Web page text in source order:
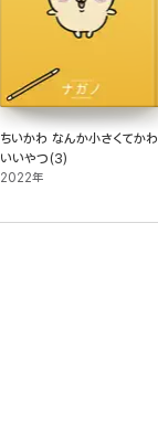
ちいかわ なんか小さくてかわ
いいやつ(3)
2022年